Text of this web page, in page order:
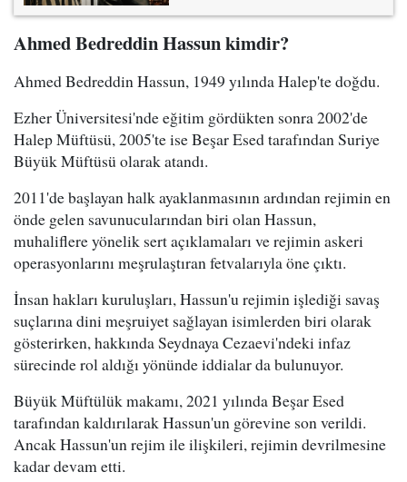
Ahmed Bedreddin Hassun kimdir?
Ahmed Bedreddin Hassun, 1949 yılında Halep'te doğdu.
Ezher Üniversitesi'nde eğitim gördükten sonra 2002'de
Halep Müftüsü, 2005'te ise Beşar Esed tarafından Suriye
Büyük Müftüsü olarak atandı.
2011'de başlayan halk ayaklanmasının ardından rejimin en
önde gelen savunucularından biri olan Hassun,
muhaliflere yönelik sert açıklamaları ve rejimin askeri
operasyonlarını meşrulaştıran fetvalarıyla öne çıktı.
İnsan hakları kuruluşları, Hassun'u rejimin işlediği savaş
suçlarına dini meşruiyet sağlayan isimlerden biri olarak
gösterirken, hakkında Seydnaya Cezaevi'ndeki infaz
sürecinde rol aldığı yönünde iddialar da bulunuyor.
Büyük Müftülük makamı, 2021 yılında Beşar Esed
tarafından kaldırılarak Hassun'un görevine son verildi.
Ancak Hassun'un rejim ile ilişkileri, rejimin devrilmesine
kadar devam etti.